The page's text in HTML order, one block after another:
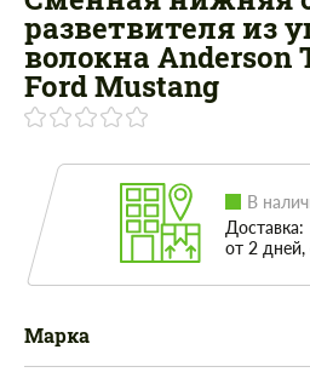
разветвителя из
волокна Anderson
Ford Mustang
В
Доставка:
от 2
Марка